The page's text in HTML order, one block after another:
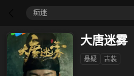
痴迷
大唐迷雾
悬疑 古装